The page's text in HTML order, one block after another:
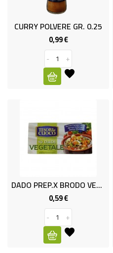
CURRY POLVERE GR. 0.25
0,99 €Prezzo
-
+
DADO PREP.X BRODO VEGETAL
0,59 €Prezzo
-
+